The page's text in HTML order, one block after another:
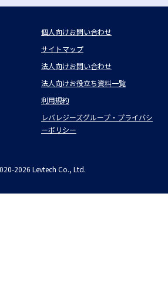
個人向けお問い合わせ
サイトマップ
法人向けお問い合わせ
法人向けお役立ち資料一覧
利用規約
レバレジーズグループ・プライバシ
ーポリシー
2026 Levtech Co., Ltd.